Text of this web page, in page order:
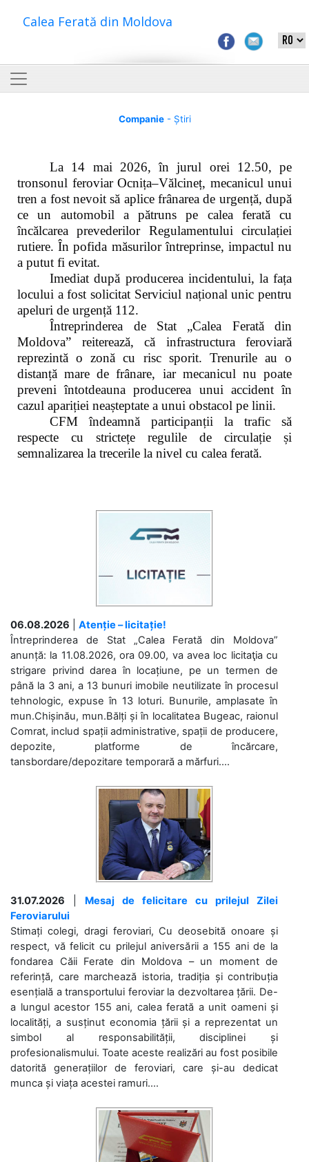
Calea Ferată din Moldova
Companie- Știri
La 14 mai 2026, în jurul orei 12.50, pe
tronsonul feroviar Ocnița–Vălcineț, mecanicul unui
tren a fost nevoit să aplice frânarea de urgență, după
ce un automobil a pătruns pe calea ferată cu
încălcarea prevederilor Regulamentului circulației
rutiere. În pofida măsurilor întreprinse, impactul nu
a putut fi evitat.
Imediat după producerea incidentului, la fața
locului a fost solicitat Serviciul național unic pentru
apeluri de urgență 112.
Întreprinderea de Stat „Calea Ferată din
Moldova” reiterează, că infrastructura feroviară
reprezintă o zonă cu risc sporit. Trenurile au o
distanță mare de frânare, iar mecanicul nu poate
preveni întotdeauna producerea unui accident în
cazul apariției neașteptate a unui obstacol pe linii.
CFM îndeamnă participanții la trafic să
respecte cu strictețe regulile de circulație și
semnalizarea la trecerile la nivel cu calea ferată.
06.08.2026
Atenție – licitație!
Întreprinderea de Stat „Calea Ferată din Moldova”
anunță: la 11.08.2026, ora 09.00, va avea loc licitaţia cu
strigare privind darea în locațiune, pe un termen de
până la 3 ani, a 13 bunuri imobile neutilizate în procesul
tehnologic, expuse în 13 loturi. Bunurile, amplasate în
mun.Chișinău, mun.Bălți și în localitatea Bugeac, raionul
Comrat, includ spații administrative, spații de producere,
depozite, platforme de încărcare,
tansbordare/depozitare temporară a mărfuri....
31.07.2026
Mesaj de felicitare cu prilejul Zilei
Feroviarului
Stimați colegi, dragi feroviari, Cu deosebită onoare și
respect, vă felicit cu prilejul aniversării a 155 ani de la
fondarea Căii Ferate din Moldova – un moment de
referință, care marchează istoria, tradiția și contribuția
esențială a transportului feroviar la dezvoltarea țării. De-
a lungul acestor 155 ani, calea ferată a unit oameni și
localități, a susținut economia țării și a reprezentat un
simbol al responsabilității, disciplinei și
profesionalismului. Toate aceste realizări au fost posibile
datorită generațiilor de feroviari, care și-au dedicat
munca și viața acestei ramuri....